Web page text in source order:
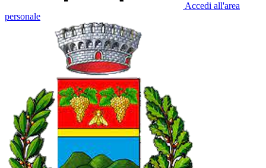
Accedi all'area
personale